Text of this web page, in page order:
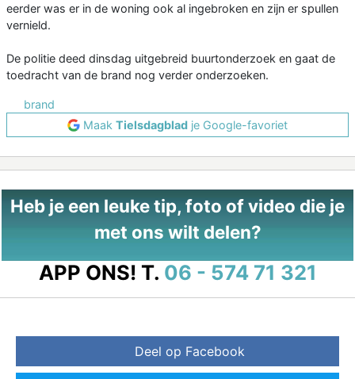
eerder was er in de woning ook al ingebroken en zijn er spullen
vernield.
De politie deed dinsdag uitgebreid buurtonderzoek en gaat de
toedracht van de brand nog verder onderzoeken.
brand
Maak Tielsdagblad je Google-favoriet
Heb je een leuke tip, foto of video die je
met ons wilt delen?
APP ONS! T. 06 - 574 71 321
Deel op Facebook